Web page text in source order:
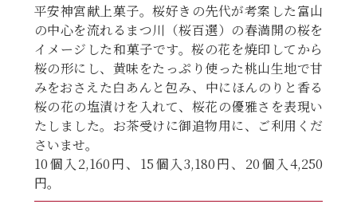
平安神宮献上菓子。桜好きの先代が考案した富山
の中心を流れるまつ川（桜百選）の春満開の桜を
イメージした和菓子です。桜の花を焼印してから
桜の形にし、黄味をたっぷり使った桃山生地で甘
みをおさえた白あんと包み、中にほんのりと香る
桜の花の塩漬けを入れて、桜花の優雅さを表現い
たしました。お茶受けに御追物用に、ご利用くだ
さいませ。
10個入2,160円、15個入3,180円、20個入4,250
円。